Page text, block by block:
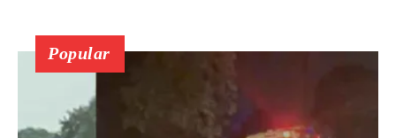
Popular